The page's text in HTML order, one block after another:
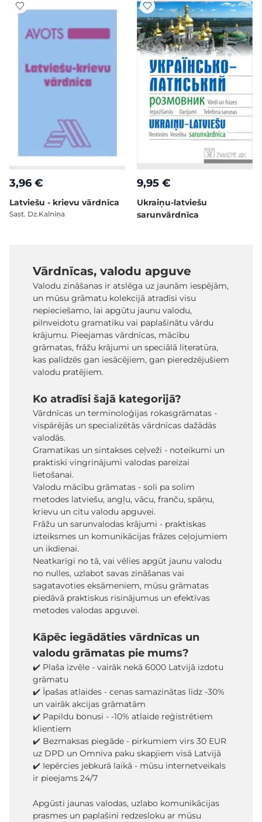
3,96 €
Latviešu - krievu vārdnīca
Sast. Dz.Kalniņa
9,95 €
Ukraiņu-latviešu
sarunvārdnīca
Vārdnīcas, valodu apguve
Valodu zināšanas ir atslēga uz jaunām iespējām,
un mūsu grāmatu kolekcijā atradīsi visu
nepieciešamo, lai apgūtu jaunu valodu,
pilnveidotu gramatiku vai paplašinātu vārdu
krājumu. Pieejamas vārdnīcas, mācību
grāmatas, frāžu krājumi un speciālā literatūra,
kas palīdzēs gan iesācējiem, gan pieredzējušiem
valodu pratējiem.
Ko atradīsi šajā kategorijā?
Vārdnīcas un terminoloģijas rokasgrāmatas -
vispārējās un specializētās vārdnīcas dažādās
valodās.
Gramatikas un sintakses ceļveži - noteikumi un
praktiski vingrinājumi valodas pareizai
lietošanai.
Valodu mācību grāmatas - soli pa solim
metodes latviešu, angļu, vācu, franču, spāņu,
krievu un citu valodu apguvei.
Frāžu un sarunvalodas krājumi - praktiskas
izteiksmes un komunikācijas frāzes ceļojumiem
un ikdienai.
Neatkarīgi no tā, vai vēlies apgūt jaunu valodu
no nulles, uzlabot savas zināšanas vai
sagatavoties eksāmeniem, mūsu grāmatas
piedāvā praktiskus risinājumus un efektīvas
metodes valodas apguvei.
Kāpēc iegādāties vārdnīcas un
valodu grāmatas pie mums?
✔️ Plaša izvēle - vairāk nekā 6000 Latvijā izdotu
grāmatu
✔️ Īpašas atlaides - cenas samazinātas līdz -30%
un vairāk akcijas grāmatām
✔️ Papildu bonusi - -10% atlaide reģistrētiem
klientiem
✔️ Bezmaksas piegāde - pirkumiem virs 30 EUR
uz DPD un Omniva paku skapjiem visā Latvijā
✔️ Iepērcies jebkurā laikā - mūsu internetveikals
ir pieejams 24/7
Apgūsti jaunas valodas, uzlabo komunikācijas
prasmes un paplašini redzesloku ar mūsu